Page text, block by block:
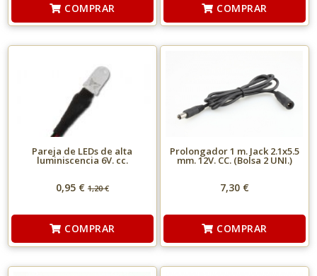
COMPRAR COMPRAR
Pareja de LEDs de alta
luminiscencia 6V. cc.
0,95 € 1,20€
COMPRAR
Prolongador 1 m. Jack 2.1x5.5
mm. 12V. CC. (Bolsa 2 UNI.)
7,30 €
COMPRAR